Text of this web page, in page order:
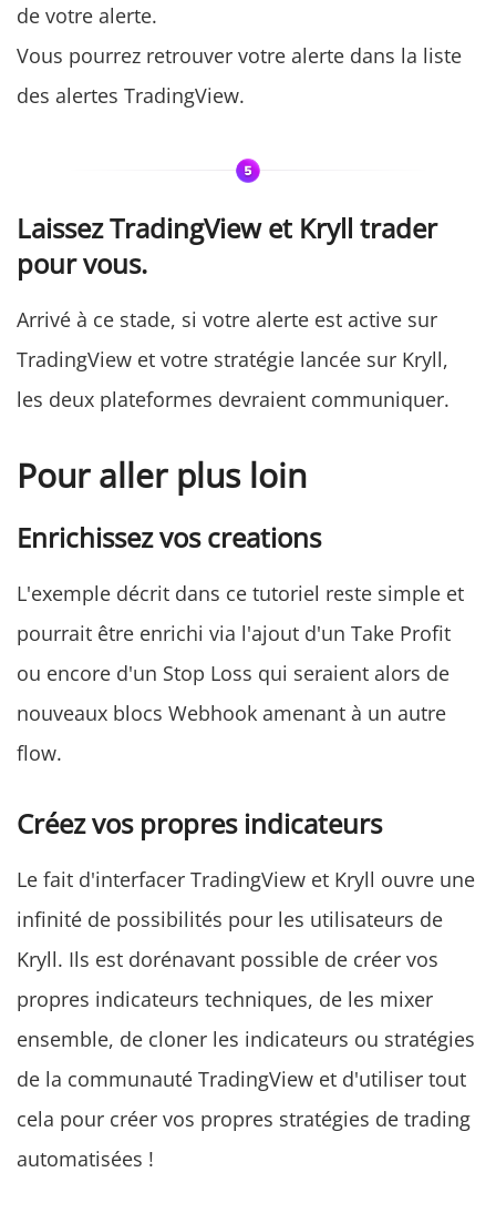
de votre alerte.
Vous pourrez retrouver votre alerte dans la liste
des alertes TradingView.
Laissez TradingView et Kryll trader
pour vous.
Arrivé à ce stade, si votre alerte est active sur
TradingView et votre stratégie lancée sur Kryll,
les deux plateformes devraient communiquer.
Pour aller plus loin
Enrichissez vos creations
L'exemple décrit dans ce tutoriel reste simple et
pourrait être enrichi via l'ajout d'un Take Profit
ou encore d'un Stop Loss qui seraient alors de
nouveaux blocs Webhook amenant à un autre
flow.
Créez vos propres indicateurs
Le fait d'interfacer TradingView et Kryll ouvre une
infinité de possibilités pour les utilisateurs de
Kryll. Ils est dorénavant possible de créer vos
propres indicateurs techniques, de les mixer
ensemble, de cloner les indicateurs ou stratégies
de la communauté TradingView et d'utiliser tout
cela pour créer vos propres stratégies de trading
automatisées !